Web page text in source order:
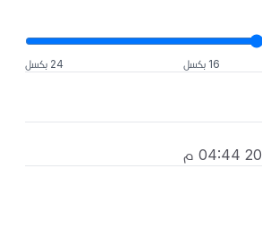
16 بكسل 24 بكسل